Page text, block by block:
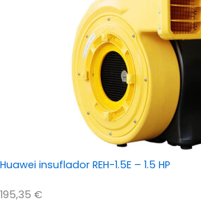
Huawei insuflador REH-1.5E – 1.5 HP
195,35 €